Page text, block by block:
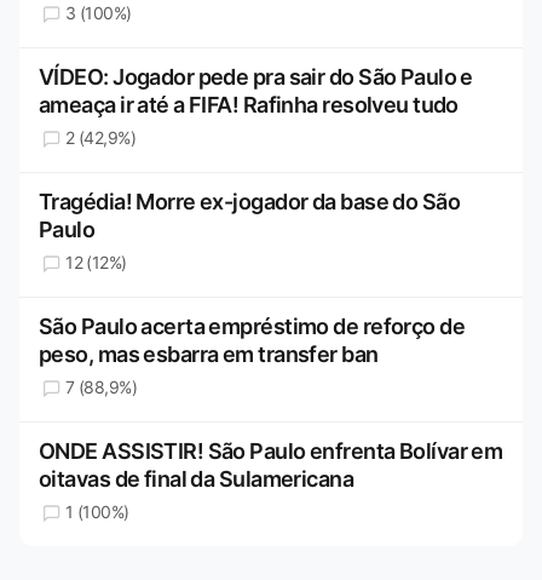
3 (100%)
VÍDEO: Jogador pede pra sair do São Paulo e
ameaça ir até a FIFA! Rafinha resolveu tudo
2 (42,9%)
Tragédia! Morre ex-jogador da base do São
Paulo
12 (12%)
São Paulo acerta empréstimo de reforço de
peso, mas esbarra em transfer ban
7 (88,9%)
ONDE ASSISTIR! São Paulo enfrenta Bolívar em
oitavas de final da Sulamericana
1 (100%)